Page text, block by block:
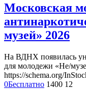
Московская
музей» 2026
На ВДНХ появилась
для молодежи «Не/
https://schema.org/
0Бесплатно 1400 12